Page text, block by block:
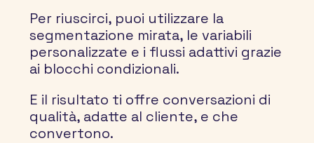
Per riuscirci, puoi utilizzare la
segmentazione mirata, le variabili
personalizzate e i flussi adattivi grazie
ai blocchi condizionali.
E il risultato ti offre conversazioni di
qualità, adatte al cliente, e che
convertono.